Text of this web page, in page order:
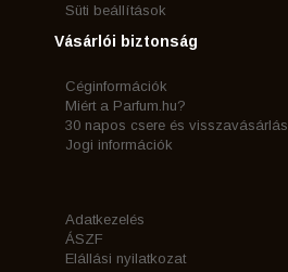
Süti beállítások
Vásárlói biztonság
Céginformációk
Miért a Parfum.hu?
30 napos csere és visszavásárlás
Jogi információk
Adatkezelés
ÁSZF
Elállási nyilatkozat